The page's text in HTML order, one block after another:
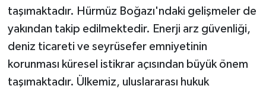
taşımaktadır. Hürmüz Boğazı'ndaki gelişmeler de
yakından takip edilmektedir. Enerji arz güvenliği,
deniz ticareti ve seyrüsefer emniyetinin
korunması küresel istikrar açısından büyük önem
taşımaktadır. Ülkemiz, uluslararası hukuk